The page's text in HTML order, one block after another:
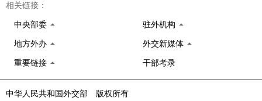
相关链接：
中央部委 驻外机构
地方外办 外交新媒体
重要链接 干部考录
中华人民共和国外交部 版权所有